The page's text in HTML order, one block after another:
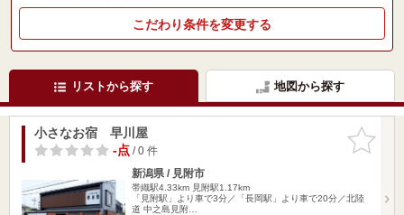
こだわり条件を変更する
リストから探す 地図から探す
お気に入
りに追加
小さなお宿 早川屋
-点/ 0 件
新潟県 / 見附市
帯織駅4.33km 見附駅1.17km
「見附駅」より車で3分／「長岡駅」より車で20分／北陸
道 中之島見附…